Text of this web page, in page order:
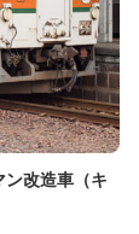
改造車（キ